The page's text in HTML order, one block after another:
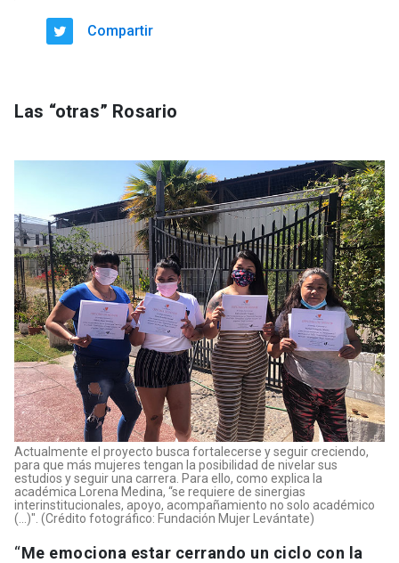
Compartir
Las “otras” Rosario
Actualmente el proyecto busca fortalecerse y seguir creciendo,
para que más mujeres tengan la posibilidad de nivelar sus
estudios y seguir una carrera. Para ello, como explica la
académica Lorena Medina, “se requiere de sinergias
interinstitucionales, apoyo, acompañamiento no solo académico
(...)". (Crédito fotográfico: Fundación Mujer Levántate)
“Me emociona estar cerrando un ciclo con la